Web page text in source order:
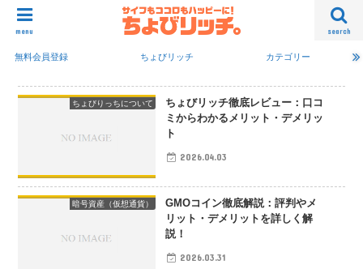
ちょびりっちについて
ちょびリッチ徹底レビュー：口コ
ミからわかるメリット・デメリッ
ト
2026.04.03
暗号資産（仮想通貨）
GMOコイン徹底解説：評判やメ
リット・デメリットを詳しく解
説！
2026.03.31
menu search
無料会員登録 ちょびリッチ カテゴリー